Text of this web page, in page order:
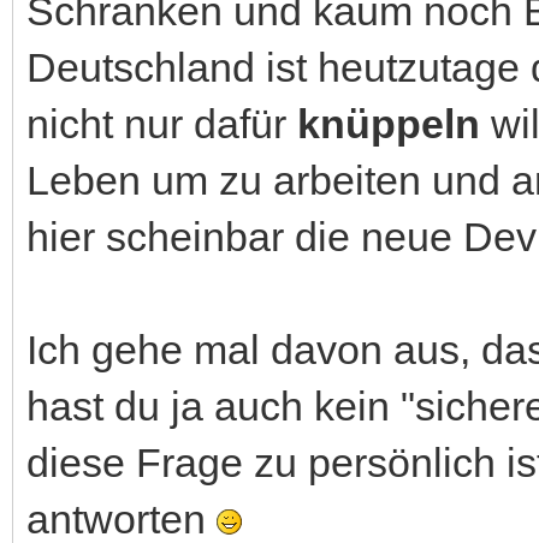
Schranken und kaum noch
Deutschland ist
nicht nur dafür knüppeln
Leben um zu arbeiten und
hier scheinbar die neue
Ich gehe mal davon aus,
hast du ja auch kein
diese Frage zu persönlich
antworten